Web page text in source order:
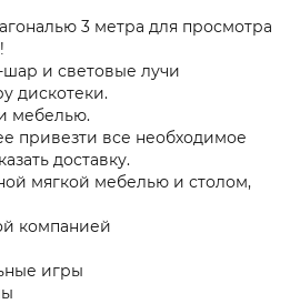
3 метра для просмотра
шар и световые лучи
дискотеки.
мебелью.
привезти все необходимое
доставку.
мягкой мебелью и столом,
компанией
игры